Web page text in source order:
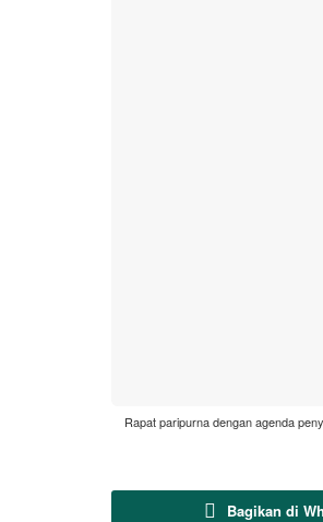
Rapat paripurna dengan agenda
Bagikan di